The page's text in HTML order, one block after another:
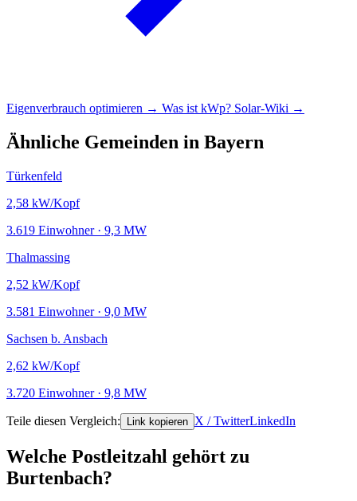
Eigenverbrauch optimieren → Was ist kWp? Solar-Wiki →
Ähnliche Gemeinden in Bayern
Türkenfeld
2,58 kW/Kopf
3.619 Einwohner · 9,3 MW
Thalmassing
2,52 kW/Kopf
3.581 Einwohner · 9,0 MW
Sachsen b. Ansbach
2,62 kW/Kopf
3.720 Einwohner · 9,8 MW
Teile diesen Vergleich: Link kopieren X / TwitterLinkedIn
Welche Postleitzahl gehört zu
Burtenbach?